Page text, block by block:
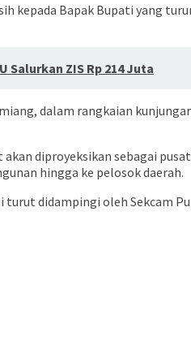
kepada Bapak Bupati yang
Salurkan ZIS Rp 214 Juta
dalam rangkaian
akan diproyeksikan sebagai
hingga ke pelosok daerah.
didampingi oleh Sekcam